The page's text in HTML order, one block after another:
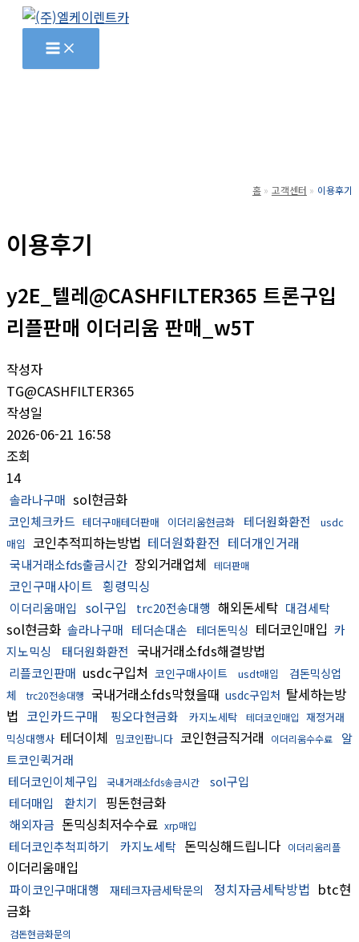
홈 고객센터 이용후기
이용후기
y2E_텔레@CASHFILTER365 트론구입
리플판매 이더리움 판매_w5T
작성자
TG@CASHFILTER365
작성일
2026-06-21 16:58
조회
14
솔라나구매 sol현금화
코인체크카드 테더구매테더판매 이더리움현금화 테더원화환전
usdc
매입 코인추적피하는방법 테더원화환전 테더개인거래
국내거래소fds출금시간 장외거래업체 테더판매
코인구매사이트 횡령믹싱
이더리움매입 sol구입 trc20전송대행 해외돈세탁 대검세탁
sol현금화 솔라나구매 테더손대손 테더돈믹싱 테더코인매입 카
지노믹싱
태더원화환전 국내거래소fds해결방법
리플코인판매 usdc구입처 코인구매사이트 usdt매입
검돈믹싱업
체
trc20전송대행 국내거래소fds막혔을때 usdc구입처 탈세하는방
법 코인카드구매 핑오다현금화 카지노세탁 테더코인매입 재정거래
믹싱대행사 테더이체 밈코인팝니다 코인현금직거래 이더리움수수료
알
트코인퀵거래
테더코인이체구입
국내거래소fds송금시간
sol구입
테더매입
환치기 핑돈현금화
해외자금 돈믹싱최저수수료 xrp매입
테더코인추척피하기 카지노세탁 돈믹싱해드립니다 이더리움리플
이더리움매입
파이코인구매대행 재테크자금세탁문의 정치자금세탁방법 btc현
금화
검돈현금화문의